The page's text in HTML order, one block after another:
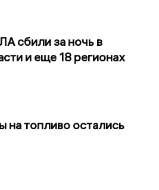
сбили за ночь в
и еще 18 регионах
на топливо остались